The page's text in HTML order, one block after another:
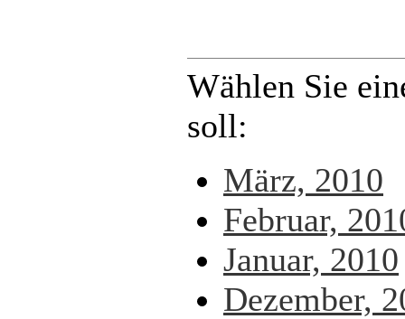
Wählen Sie
soll:
März, 2010
Februar,
Januar, 2010
Dezember,